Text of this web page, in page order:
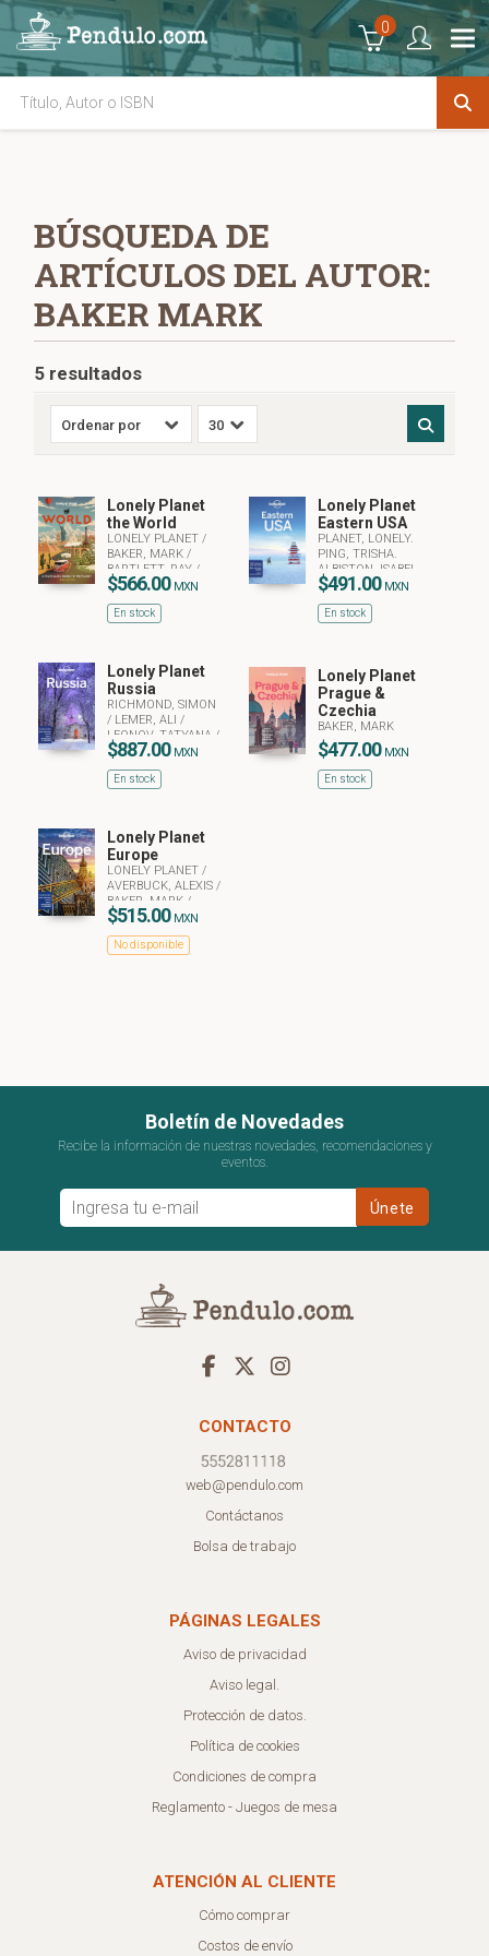
0
BÚSQUEDA DE
ARTÍCULOS DEL AUTOR:
BAKER MARK
5 resultados
Lonely Planet
the World
LONELY PLANET/
BAKER, MARK/
BARTLETT, RAY /
BONETTO, CRISTIAN
$566.00 MXN
En stock
Lonely Planet
Eastern USA
PLANET, LONELY.
PING, TRISHA.
ALBISTON, ISABEL.
BAKER, MARK.
BALKOVICH,
GREGOR. HARRELL,
ASHLEY
$491.00 MXN
En stock
Lonely Planet
Russia
RICHMOND, SIMON
/ LEMER, ALI/
LEONOV, TATYANA /
BAKER, MARK/
BUTLER, STUART
$887.00 MXN
En stock
Lonely Planet
Prague &
Czechia
BAKER, MARK
$477.00 MXN
En stock
Lonely Planet
Europe
LONELY PLANET/
AVERBUCK, ALEXIS/
BAKER, MARK /
CLARK, GREGOR
$515.00 MXN
No disponible
Boletín de Novedades
Recibe la información de nuestras novedades, recomendaciones y
eventos.
CONTACTO
web@pendulo.com
Contáctanos
Bolsa de trabajo
PÁGINAS LEGALES
Aviso de privacidad
Aviso legal.
Protección de datos.
Política de cookies
Condiciones de compra
Reglamento - Juegos de mesa
ATENCIÓN AL CLIENTE
Cómo comprar
Costos de envío